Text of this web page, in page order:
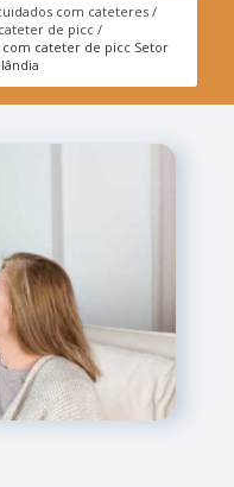
com cateteres
de picc
cateter de picc Setor